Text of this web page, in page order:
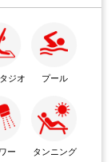
ジオ プール
ー タンニング